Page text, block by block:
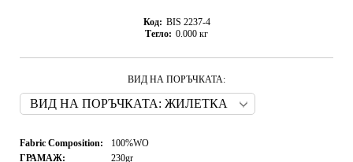
Код: BIS 2237-4
Тегло: 0.000 кг
ВИД НА ПОРЪЧКАТА:
Fabric Composition:
100%WO
ГРАМАЖ:
230gr